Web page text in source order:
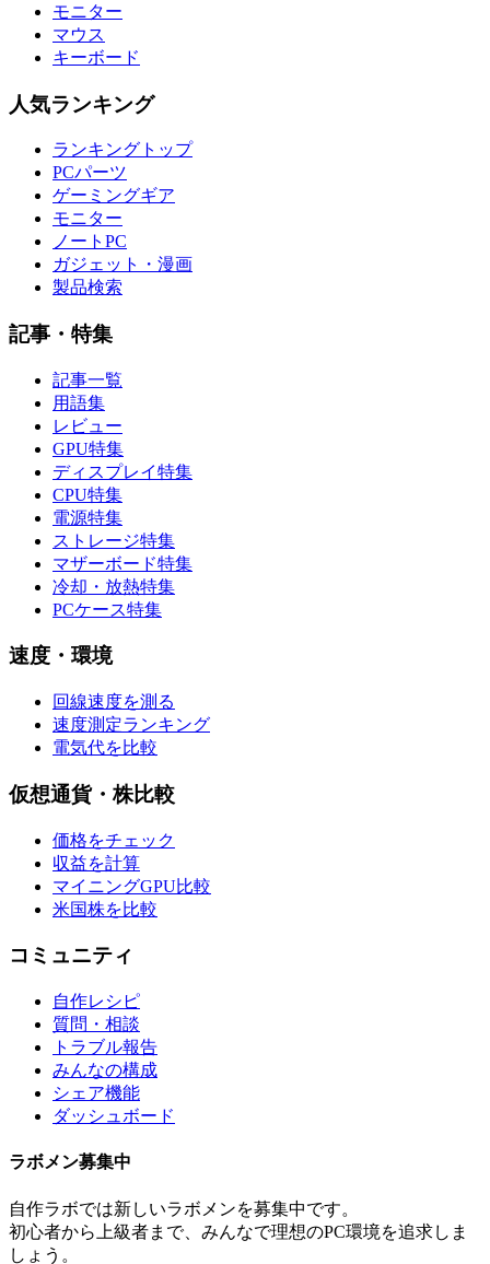
モニター
マウス
キーボード
人気ランキング
ランキングトップ
PCパーツ
ゲーミングギア
モニター
ノートPC
ガジェット・漫画
製品検索
記事・特集
記事一覧
用語集
レビュー
GPU特集
ディスプレイ特集
CPU特集
電源特集
ストレージ特集
マザーボード特集
冷却・放熱特集
PCケース特集
速度・環境
回線速度を測る
速度測定ランキング
電気代を比較
仮想通貨・株比較
価格をチェック
収益を計算
マイニングGPU比較
米国株を比較
コミュニティ
自作レシピ
質問・相談
トラブル報告
みんなの構成
シェア機能
ダッシュボード
ラボメン募集中
自作ラボでは新しいラボメンを募集中です。
初心者から上級者まで、みんなで理想のPC環境を追求しま
しょう。